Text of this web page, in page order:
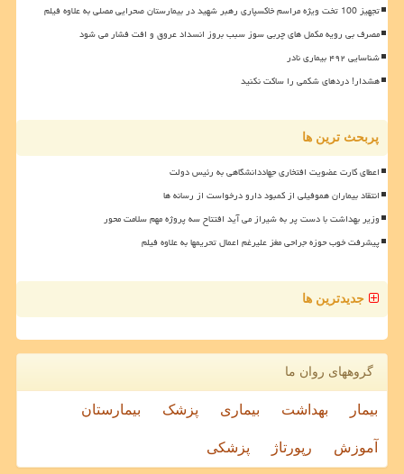
تجهیز 100 تخت ویژه مراسم خاکسپاری رهبر شهید در بیمارستان صحرایی مصلی به علاوه فیلم
مصرف بی رویه مکمل های چربی سوز سبب بروز انسداد عروق و افت فشار می شود
شناسایی ۴۹۲ بیماری نادر
هشدار! دردهای شکمی را ساکت نکنید
پربحث ترین ها
اعطای کارت عضویت افتخاری جهاددانشگاهی به رئیس دولت
انتقاد بیماران هموفیلی از کمبود دارو درخواست از رسانه ها
وزیر بهداشت با دست پر به شیراز می آید افتتاح سه پروژه مهم سلامت محور
پیشرفت خوب حوزه جراحی مغز علیرغم اعمال تحریمها به علاوه فیلم
جدیدترین ها
گروههای روان ما
بیمار بهداشت بیماری پزشک بیمارستان
آموزش رپورتاژ پزشکی